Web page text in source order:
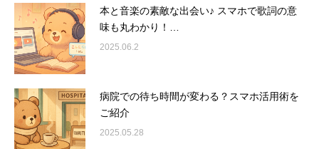
本と音楽の素敵な出会い♪ スマホで歌詞の意
味も丸わかり！…
2025.06.2
病院での待ち時間が変わる？スマホ活用術を
ご紹介
2025.05.28